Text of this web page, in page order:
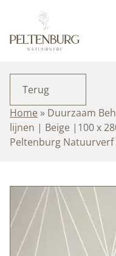
de
inhoud
Terug
Home » Duurzaam
lijnen | Beige |100 x
Peltenburg Natuurverf